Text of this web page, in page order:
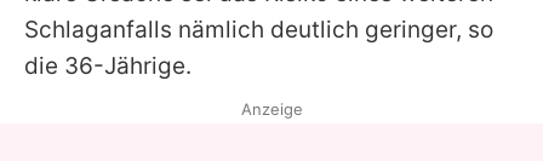
Schlaganfalls nämlich deutlich geringer, so
die 36-Jährige.
Anzeige